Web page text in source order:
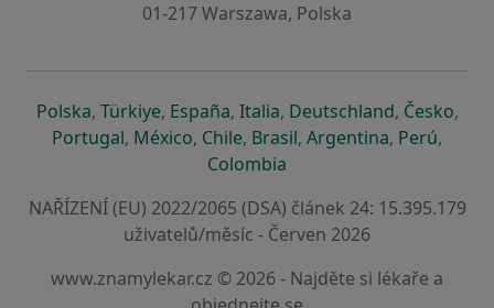
01-217 Warszawa, Polska
Polskase otevře v nové záložce
, Türkiyese otevře v nové záložce
, Españase otevře v nové záložce
, Italiase otevře v nové záložce
, Deutschlandse otevře v
, Českose
,
Portugalse otevře v nové záložce
, Méxicose otevře v nové záložce
, Chilese otevře v nové záložce
, Brasilse otevře v nové
, Argentinase otevře v
, Perúse
,
Colombia
NAŘÍZENÍ (EU) 2022/2065 (DSA) článek 24: 15.395.179
uživatelů/měsíc - Červen 2026
www.znamylekar.cz © 2026 - Najděte si lékaře a